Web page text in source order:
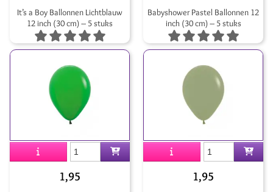
It’s a Boy Ballonnen Lichtblauw
12 inch (30 cm) – 5 stuks
Babyshower Pastel Ballonnen 12
inch (30 cm) – 5 stuks
1,95 1,95